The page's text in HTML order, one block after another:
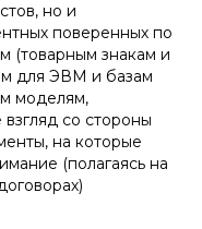
но и
поверенных по
(товарным знакам и
для ЭВМ и базам
моделям,
со стороны
на которые
(полагаясь на